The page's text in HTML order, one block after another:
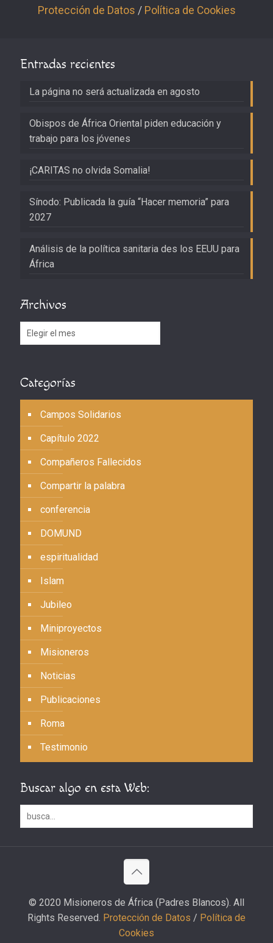
Protección de Datos / Política de Cookies
Entradas recientes
La página no será actualizada en agosto
Obispos de África Oriental piden educación y
trabajo para los jóvenes
¡CARITAS no olvida Somalia!
Sínodo: Publicada la guía “Hacer memoria” para
2027
Análisis de la política sanitaria des los EEUU para
África
Archivos
Archivos
Categorías
Campos Solidarios
Capítulo 2022
Compañeros Fallecidos
Compartir la palabra
conferencia
DOMUND
espiritualidad
Islam
Jubileo
Miniproyectos
Misioneros
Noticias
Publicaciones
Roma
Testimonio
Buscar algo en esta Web:
© 2020 Misioneros de África (Padres Blancos). All
Rights Reserved. Protección de Datos / Política de
Cookies